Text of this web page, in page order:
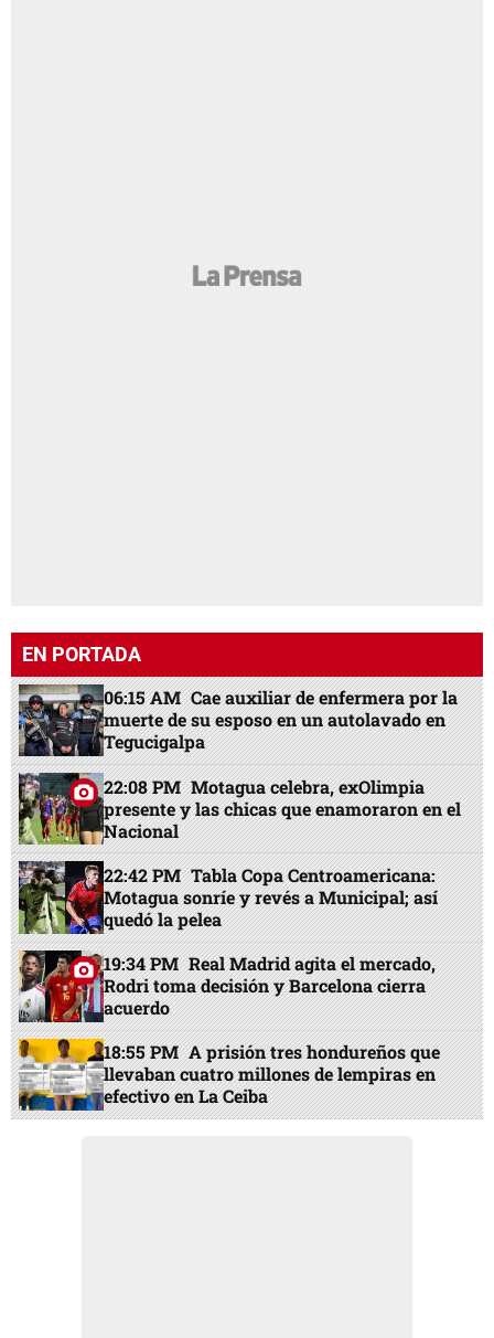
EN PORTADA
06:15 AM Cae auxiliar de enfermera por la
muerte de su esposo en un autolavado en
Tegucigalpa
22:08 PM Motagua celebra, exOlimpia
presente y las chicas que enamoraron en el
Nacional
22:42 PM Tabla Copa Centroamericana:
Motagua sonríe y revés a Municipal; así
quedó la pelea
19:34 PM Real Madrid agita el mercado,
Rodri toma decisión y Barcelona cierra
acuerdo
18:55 PM A prisión tres hondureños que
llevaban cuatro millones de lempiras en
efectivo en La Ceiba